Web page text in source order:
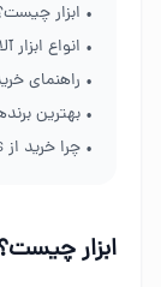
• ابزار
• انواع ابزار
• راهنمای
• بهترین
• چرا خرید از GS Tools؟
ابزار